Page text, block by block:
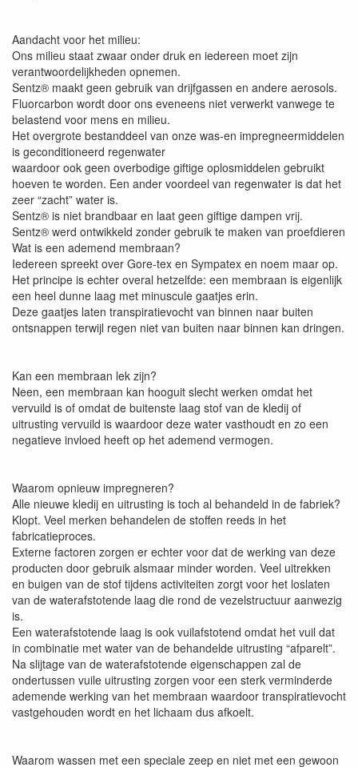
Aandacht voor het milieu:
Ons milieu staat zwaar onder druk en iedereen moet zijn
verantwoordelijkheden opnemen.
Sentz® maakt geen gebruik van drijfgassen en andere aerosols.
Fluorcarbon wordt door ons eveneens niet verwerkt vanwege te
belastend voor mens en milieu.
Het overgrote bestanddeel van onze was-en impregneermiddelen
is geconditioneerd regenwater
waardoor ook geen overbodige giftige oplosmiddelen gebruikt
hoeven te worden. Een ander voordeel van regenwater is dat het
zeer “zacht” water is.
Sentz® is niet brandbaar en laat geen giftige dampen vrij.
Sentz® werd ontwikkeld zonder gebruik te maken van proefdieren
Wat is een ademend membraan?
Iedereen spreekt over Gore-tex en Sympatex en noem maar op.
Het principe is echter overal hetzelfde: een membraan is eigenlijk
een heel dunne laag met minuscule gaatjes erin.
Deze gaatjes laten transpiratievocht van binnen naar buiten
ontsnappen terwijl regen niet van buiten naar binnen kan dringen.
Kan een membraan lek zijn?
Neen, een membraan kan hooguit slecht werken omdat het
vervuild is of omdat de buitenste laag stof van de kledij of
uitrusting vervuild is waardoor deze water vasthoudt en zo een
negatieve invloed heeft op het ademend vermogen.
Waarom opnieuw impregneren?
Alle nieuwe kledij en uitrusting is toch al behandeld in de fabriek?
Klopt. Veel merken behandelen de stoffen reeds in het
fabricatieproces.
Externe factoren zorgen er echter voor dat de werking van deze
producten door gebruik alsmaar minder worden. Veel uitrekken
en buigen van de stof tijdens activiteiten zorgt voor het loslaten
van de waterafstotende laag die rond de vezelstructuur aanwezig
is.
Een waterafstotende laag is ook vuilafstotend omdat het vuil dat
in combinatie met water van de behandelde uitrusting “afparelt”.
Na slijtage van de waterafstotende eigenschappen zal de
ondertussen vuile uitrusting zorgen voor een sterk verminderde
ademende werking van het membraan waardoor transpiratievocht
vastgehouden wordt en het lichaam dus afkoelt.
Waarom wassen met een speciale zeep en niet met een gewoon